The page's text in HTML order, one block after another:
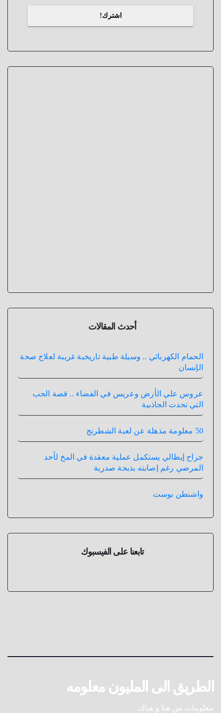
أحدث المقالات
الحمام الكهربائي .. وسيلة طبية تاريخية غريبة لعلاج صحة
الإنسان
عروس علي الأرض وعريس في الفضاء .. قصة الحب
التي تحدت الجاذبية
50 معلومة مذهلة عن لعبة الشطرنج
جراح إيطالي يستكمل عملية معقدة في المخ لأحد
المرضي رغم إصابته بذبحة صدرية
واشنطن بوست
تابعنا على الفيسبوك
الطريق الى المليون معلومه
معلومات من هنا و هناك